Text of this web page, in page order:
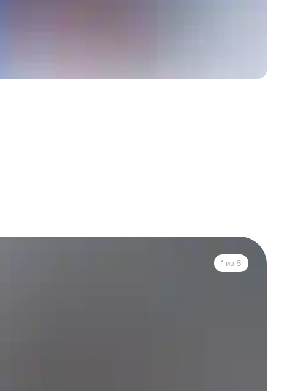
1 из 6